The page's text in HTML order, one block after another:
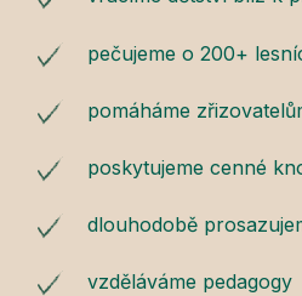
pečujeme o 200+
pomáháme
poskytujeme cenné
dlouhodobě
vzděláváme pedagogy